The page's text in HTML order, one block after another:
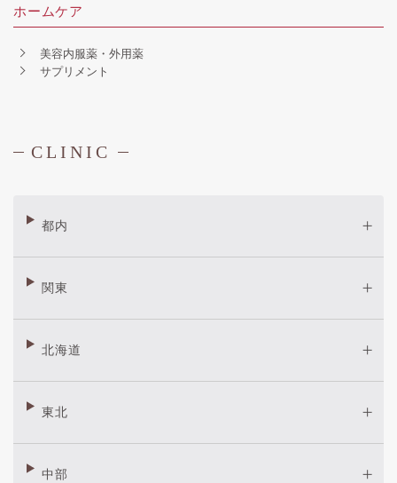
ホームケア
美容内服薬・外用薬
サプリメント
CLINIC
都内
関東
北海道
東北
中部